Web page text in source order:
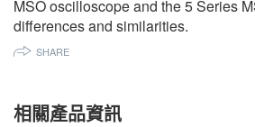
MSO oscilloscope and the 5 Series
differences and similarities.
SHARE
相關產品資訊